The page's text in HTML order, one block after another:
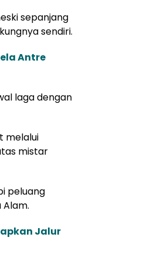
sepanjang
sendiri.
Antre
laga dengan
melalui
mistar
peluang
Jalur